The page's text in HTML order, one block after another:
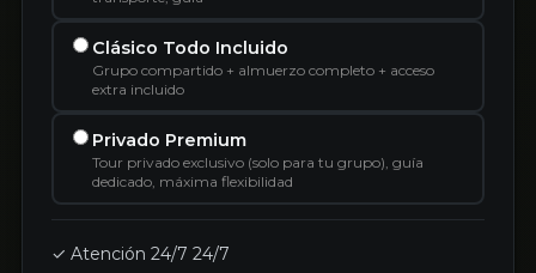
Clásico Todo Incluido
Grupo compartido + almuerzo completo + acceso
extra incluido
Privado Premium
Tour privado exclusivo (solo para tu grupo), guía
dedicado, máxima flexibilidad
✓ Atención 24/7 24/7